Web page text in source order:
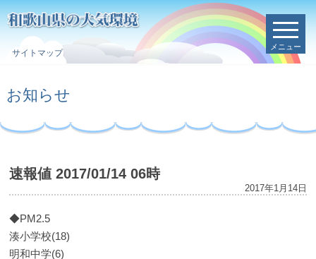
サイトマップ
メニュー
お知らせ
速報値 2017/01/14 06時
2017年1月14日
◆PM2.5
湊小学校(18)
明和中学(6)